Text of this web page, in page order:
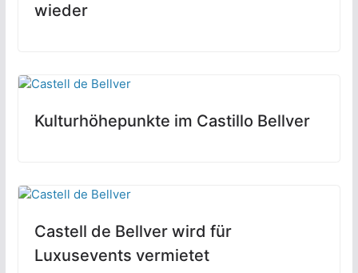
wieder
Kulturhöhepunkte im Castillo Bellver
Castell de Bellver wird für
Luxusevents vermietet